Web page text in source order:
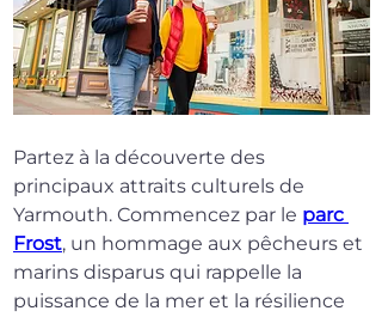
Partez à la découverte des
principaux attraits culturels de
Yarmouth. Commencez par le parc
Frost, un hommage aux pêcheurs et
marins disparus qui rappelle la
puissance de la mer et la résilience